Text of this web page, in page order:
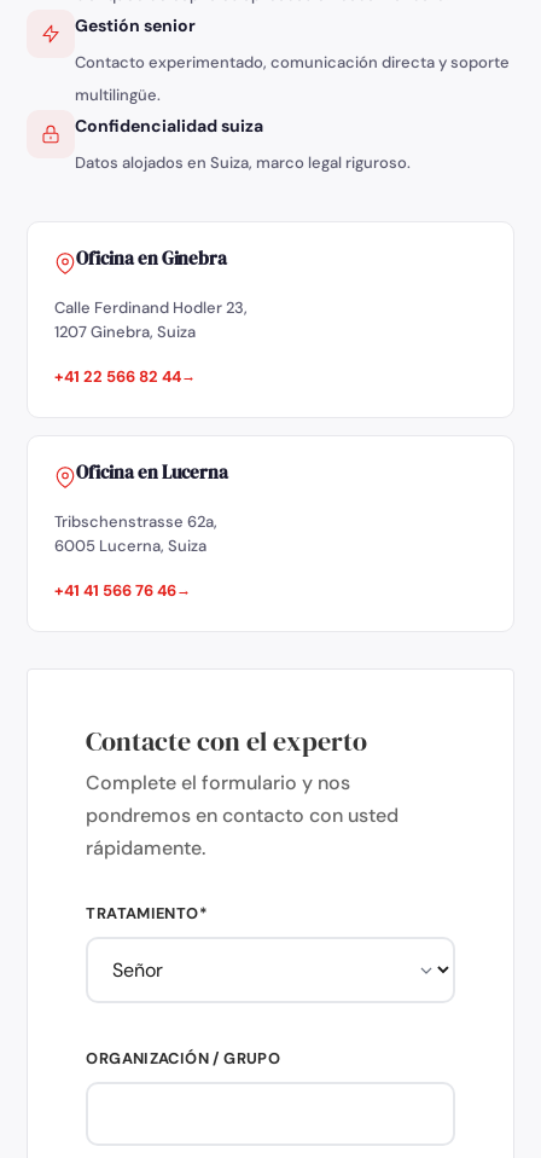
Gestión senior
Contacto experimentado, comunicación directa y soporte
multilingüe.
Confidencialidad suiza
Datos alojados en Suiza, marco legal riguroso.
Oficina en Ginebra
Calle Ferdinand Hodler 23,
1207 Ginebra, Suiza
+41 22 566 82 44
Oficina en Lucerna
Tribschenstrasse 62a,
6005 Lucerna, Suiza
+41 41 566 76 46
Contacte con el experto
Complete el formulario y nos
pondremos en contacto con usted
rápidamente.
TRATAMIENTO*
ORGANIZACIÓN / GRUPO